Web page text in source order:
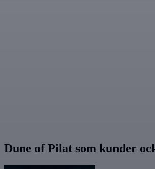
Dune of Pilat som kunder